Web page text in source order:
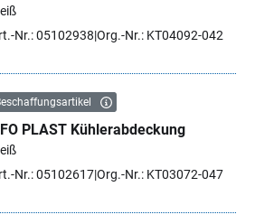
Nr.: 05102938 Org.-Nr.: KT04092-042
PLAST Kühlerabdeckung
Nr.: 05102617Org.-Nr.: KT03072-047